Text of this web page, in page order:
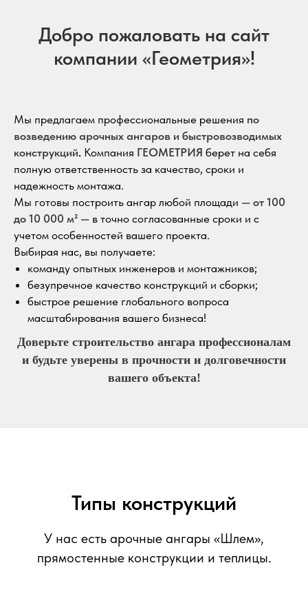
Добро пожаловать на сайт
компании «Геометрия»!
Мы предлагаем профессиональные решения по
возведению арочных ангаров и быстровозводимых
конструкций. Компания ГЕОМЕТРИЯ берет на себя
полную ответственность за качество, сроки и
надежность монтажа.
Мы готовы построить ангар любой площади — от 100
до 10 000 м² — в точно согласованные сроки и с
учетом особенностей вашего проекта.
Выбирая нас, вы получаете:
команду опытных инженеров и монтажников;
безупречное качество конструкций и сборки;
быстрое решение глобального вопроса
масштабирования вашего бизнеса!
Доверьте строительство ангара профессионалам
и будьте уверены в прочности и долговечности
вашего объекта!
Типы конструкций
У нас есть арочные ангары «Шлем»,
прямостенные конструкции и теплицы.